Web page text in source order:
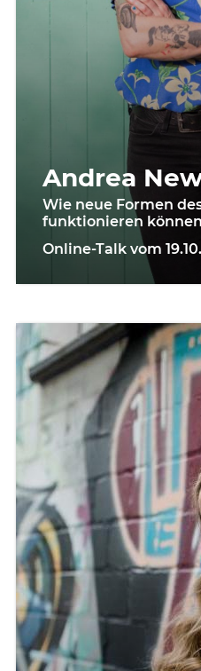
Andrea
Wie neue Formen
funktionieren können
Online-Talk vom